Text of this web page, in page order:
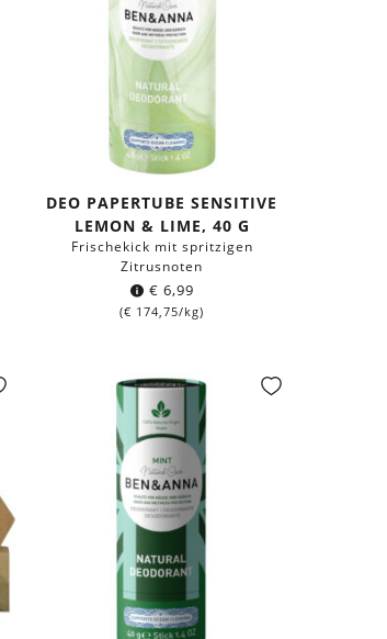
DEO PAPERTUBE SENSITIVE
LEMON & LIME, 40 G
Frischekick mit spritzigen
Zitrusnoten
€ 6,99
(€ 174,75/kg)